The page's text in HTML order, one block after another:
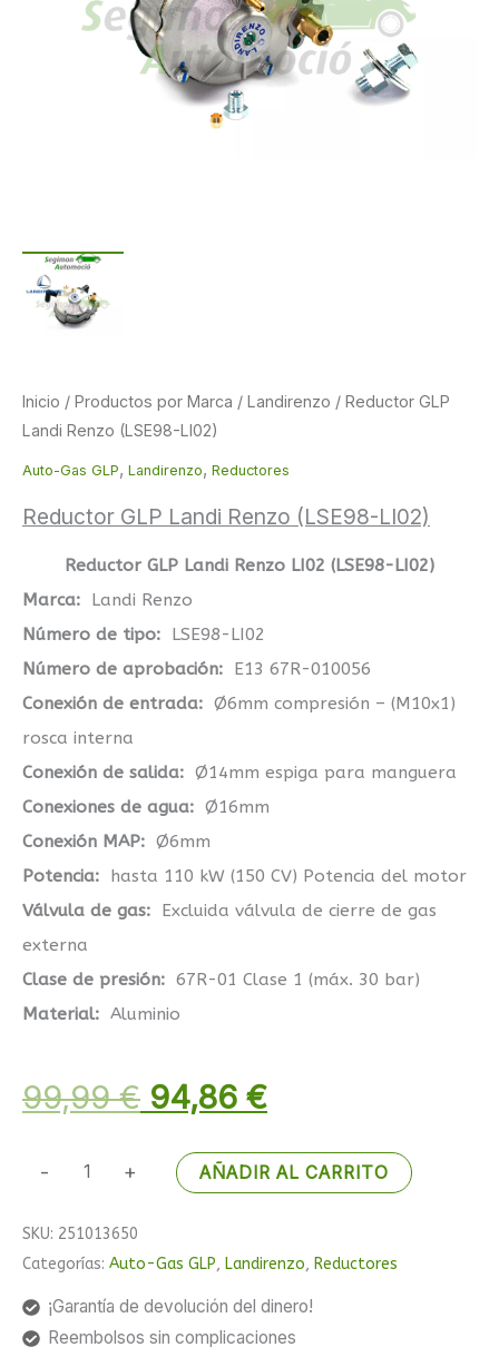
Inicio / Productos por Marca / Landirenzo / Reductor GLP
Landi Renzo (LSE98-LI02)
Auto-Gas GLP, Landirenzo, Reductores
Reductor GLP Landi Renzo (LSE98-LI02)
Reductor GLP Landi Renzo LI02 (LSE98-LI02)
Marca: Landi Renzo
Número de tipo: LSE98-LI02
Número de aprobación: E13 67R-010056
Conexión de entrada: Ø6mm compresión – (M10x1)
rosca interna
Conexión de salida: Ø14mm espiga para manguera
Conexiones de agua: Ø16mm
Conexión MAP: Ø6mm
Potencia: hasta 110 kW (150 CV) Potencia del motor
Válvula de gas: Excluida válvula de cierre de gas
externa
Clase de presión: 67R-01 Clase 1 (máx. 30 bar)
Material: Aluminio
99,99€
original
94,86 €
actual
- + AÑADIR AL CARRITO
SKU: 251013650
Categorías: Auto-Gas GLP, Landirenzo, Reductores
¡Garantía de devolución del dinero!
Reembolsos sin complicaciones